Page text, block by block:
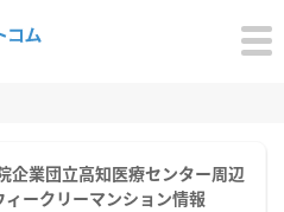
企業団立高知医療センター周辺
ークリーマンション情報